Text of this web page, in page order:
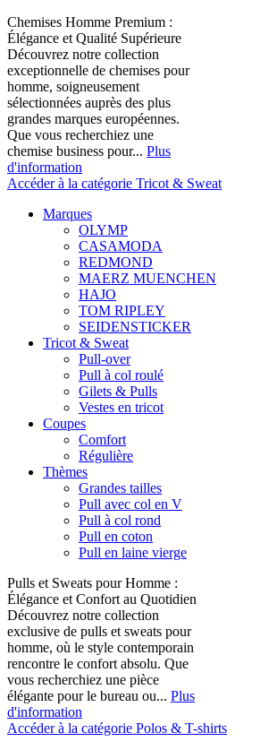
Chemises Homme Premium :
Élégance et Qualité Supérieure
Découvrez notre collection
exceptionnelle de chemises pour
homme, soigneusement
sélectionnées auprès des plus
grandes marques européennes.
Que vous recherchiez une
chemise business pour... Plus
d'information
Accéder à la catégorie Tricot & Sweat
Marques
OLYMP
CASAMODA
REDMOND
MAERZ MUENCHEN
HAJO
TOM RIPLEY
SEIDENSTICKER
Tricot & Sweat
Pull-over
Pull à col roulé
Gilets & Pulls
Vestes en tricot
Coupes
Comfort
Régulière
Thèmes
Grandes tailles
Pull avec col en V
Pull à col rond
Pull en coton
Pull en laine vierge
Pulls et Sweats pour Homme :
Élégance et Confort au Quotidien
Découvrez notre collection
exclusive de pulls et sweats pour
homme, où le style contemporain
rencontre le confort absolu. Que
vous recherchiez une pièce
élégante pour le bureau ou... Plus
d'information
Accéder à la catégorie Polos & T-shirts